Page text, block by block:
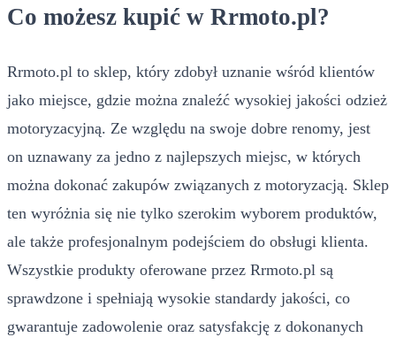
Co możesz kupić w Rrmoto.pl?
Rrmoto.pl to sklep, który zdobył uznanie wśród klientów
jako miejsce, gdzie można znaleźć wysokiej jakości odzież
motoryzacyjną. Ze względu na swoje dobre renomy, jest
on uznawany za jedno z najlepszych miejsc, w których
można dokonać zakupów związanych z motoryzacją. Sklep
ten wyróżnia się nie tylko szerokim wyborem produktów,
ale także profesjonalnym podejściem do obsługi klienta.
Wszystkie produkty oferowane przez Rrmoto.pl są
sprawdzone i spełniają wysokie standardy jakości, co
gwarantuje zadowolenie oraz satysfakcję z dokonanych